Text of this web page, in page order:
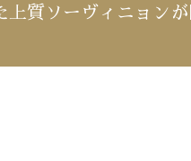
上質ソーヴィニョン